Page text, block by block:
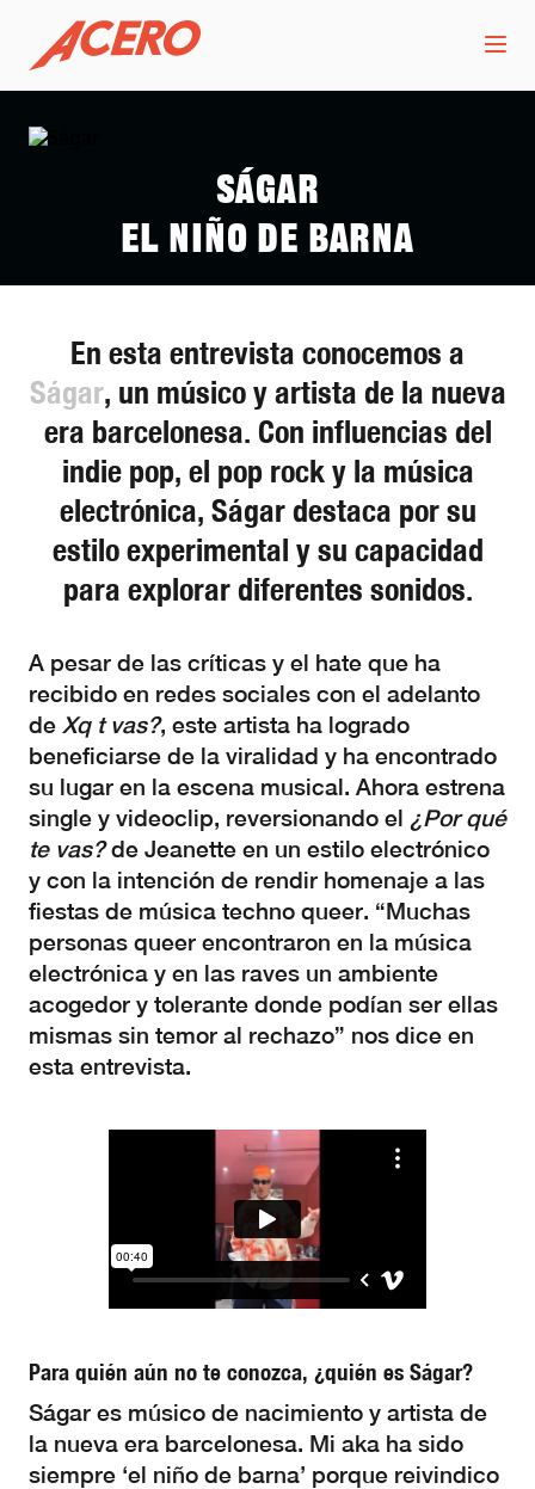
Ságar
El niño de Barna
En esta entrevista conocemos a
Ságar, un músico y artista de la nueva
era barcelonesa. Con influencias del
indie pop, el pop rock y la música
electrónica, Ságar destaca por su
estilo experimental y su capacidad
para explorar diferentes sonidos.
A pesar de las críticas y el hate que ha
recibido en redes sociales con el adelanto
de Xq t vas?, este artista ha logrado
beneficiarse de la viralidad y ha encontrado
su lugar en la escena musical. Ahora estrena
single y videoclip, reversionando el ¿Por qué
te vas?de Jeanette en un estilo electrónico
y con la intención de rendir homenaje a las
fiestas de música techno queer. “Muchas
personas queer encontraron en la música
electrónica y en las raves un ambiente
acogedor y tolerante donde podían ser ellas
mismas sin temor al rechazo” nos dice en
esta entrevista.
Para quién aún no te conozca, ¿quién es Ságar?
Ságar es músico de nacimiento y artista de
la nueva era barcelonesa. Mi aka ha sido
siempre ‘el niño de barna’ porque reivindico